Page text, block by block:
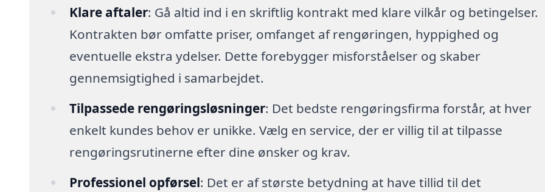
Klare aftaler: Gå altid ind i en skriftlig kontrakt med klare vilkår og betingelser.
Kontrakten bør omfatte priser, omfanget af rengøringen, hyppighed og
eventuelle ekstra ydelser. Dette forebygger misforståelser og skaber
gennemsigtighed i samarbejdet.
Tilpassede rengøringsløsninger: Det bedste rengøringsfirma forstår, at hver
enkelt kundes behov er unikke. Vælg en service, der er villig til at tilpasse
rengøringsrutinerne efter dine ønsker og krav.
Professionel opførsel: Det er af største betydning at have tillid til det